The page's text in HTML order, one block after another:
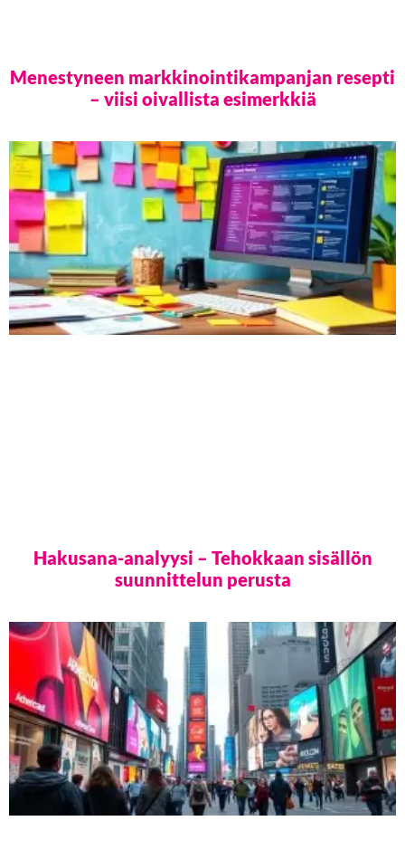
Menestyneen markkinointikampanjan resepti
– viisi oivallista esimerkkiä
Hakusana-analyysi – Tehokkaan sisällön
suunnittelun perusta